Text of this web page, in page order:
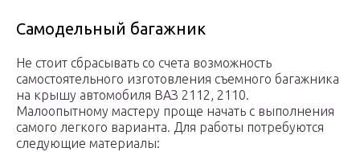
Самодельный багажник
Не стоит сбрасывать со счета возможность
самостоятельного изготовления съемного багажника
на крышу автомобиля ВАЗ 2112, 2110.
Малоопытному мастеру проще начать с выполнения
самого легкого варианта. Для работы потребуются
следующие материалы: